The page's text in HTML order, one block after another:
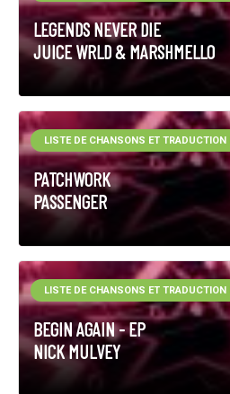
LEGENDS NEVER DIE
JUICE WRLD & MARSHMELLO
PATCHWORK
PASSENGER
LISTE DE CHANSONS ET TRADUCTION
BEGIN AGAIN - EP
NICK MULVEY
LISTE DE CHANSONS ET TRADUCTION